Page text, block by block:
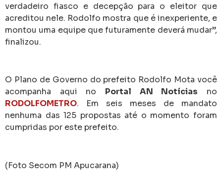
verdadeiro fiasco e decepção para o eleitor que
acreditou nele. Rodolfo mostra que é inexperiente, e
montou uma equipe que futuramente deverá mudar”,
finalizou.
O Plano de Governo do prefeito Rodolfo Mota você
acompanha aqui no Portal AN Notícias no
RODOLFOMETRO. Em seis meses de mandato
nenhuma das 125 propostas até o momento foram
cumpridas por este prefeito.
(Foto Secom PM Apucarana)